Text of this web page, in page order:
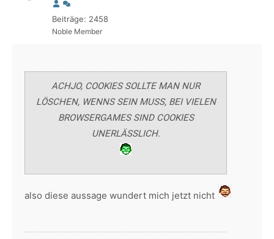
Beiträge: 2458
Noble Member
ACHJO, COOKIES SOLLTE MAN NUR
LÖSCHEN, WENNS SEIN MUSS, BEI VIELEN
BROWSERGAMES SIND COOKIES
UNERLÄSSLICH.
also diese aussage wundert mich jetzt nicht